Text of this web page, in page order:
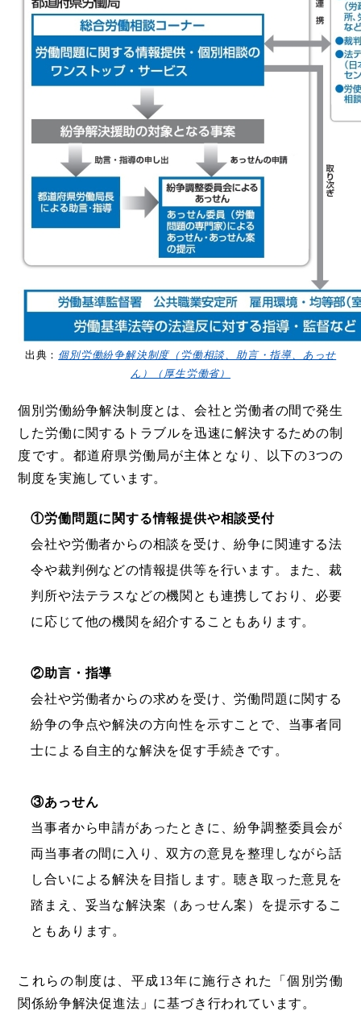
出典： 個別労働紛争解決制度（労働相談、助言・指導、あっせ
ん）（厚生労働省）
個別労働紛争解決制度とは、会社と労働者の間で発生
した労働に関するトラブルを迅速に解決するための制
度です。都道府県労働局が主体となり、以下の3つの
制度を実施しています。
①労働問題に関する情報提供や相談受付
会社や労働者からの相談を受け、紛争に関連する法
令や裁判例などの情報提供等を行います。また、裁
判所や法テラスなどの機関とも連携しており、必要
に応じて他の機関を紹介することもあります。
②助言・指導
会社や労働者からの求めを受け、労働問題に関する
紛争の争点や解決の方向性を示すことで、当事者同
士による自主的な解決を促す手続きです。
③あっせん
当事者から申請があったときに、紛争調整委員会が
両当事者の間に入り、双方の意見を整理しながら話
し合いによる解決を目指します。聴き取った意見を
踏まえ、妥当な解決案（あっせん案）を提示するこ
ともあります。
これらの制度は、平成13年に施行された「個別労働
関係紛争解決促進法」に基づき行われています。